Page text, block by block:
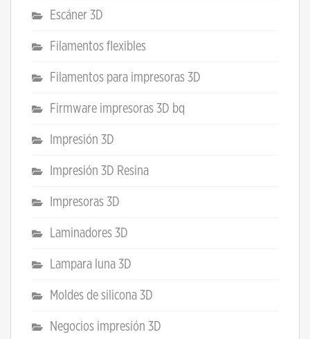
Escáner 3D
Filamentos flexibles
Filamentos para impresoras 3D
Firmware impresoras 3D bq
Impresión 3D
Impresión 3D Resina
Impresoras 3D
Laminadores 3D
Lampara luna 3D
Moldes de silicona 3D
Negocios impresión 3D